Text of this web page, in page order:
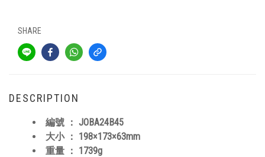
SHARE
DESCRIPTION
編號 ： JOBA24B45
大小 ： 198×173×63mm
重量 ： 1739g